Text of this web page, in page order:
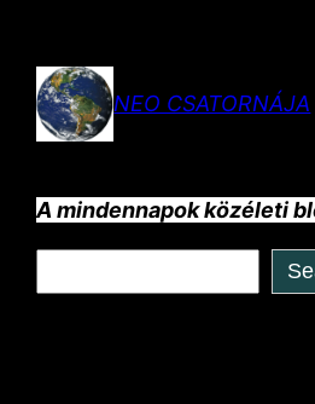
tartalomhozNEO CSATORNÁJA
A mindennapok közéleti